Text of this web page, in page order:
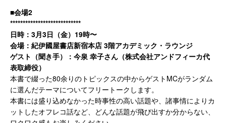
■会場2
****************************
日時：3月3日（金）19時〜
会場：紀伊國屋書店新宿本店 3階アカデミック・ラウンジ
ゲスト（聞き手）：今泉 幸子さん（株式会社アンドフィーカ代
表取締役）
本書で綴った80余りのトピックスの中からゲストMCがランダム
に選んだテーマについてフリートークします。
本書には盛り込めなかった時事性の高い話題や、諸事情によりカ
ットしたオフレコ話など、どんな話題が飛び出すか分からない、